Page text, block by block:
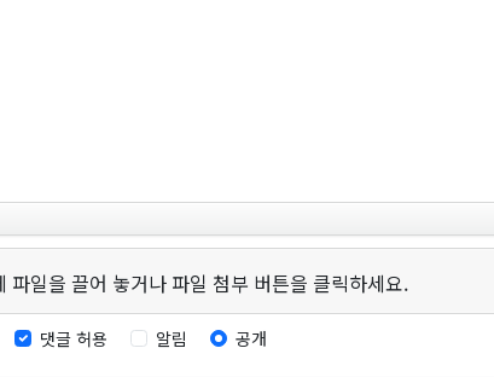
파일을 끌어 놓거나 파일 첨부 버튼을 클릭하세요.
댓글 허용 알림 공개